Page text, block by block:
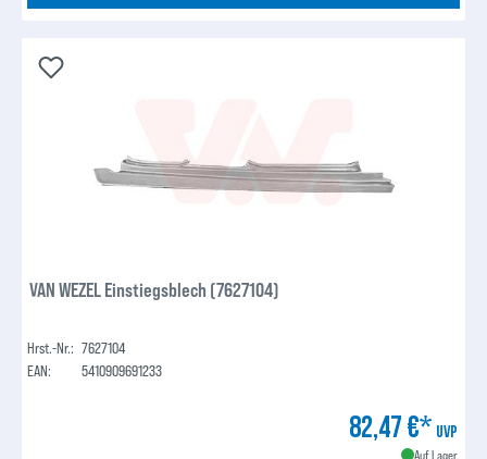
VAN WEZEL Einstiegsblech (7627104)
Hrst.-Nr.: 7627104
EAN:
5410909691233
82,47 €* UVP
Auf Lager